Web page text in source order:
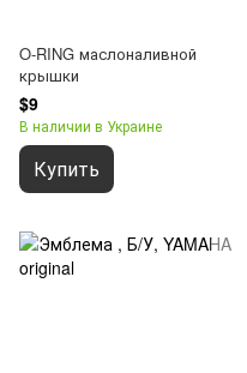
O-RING маслоналивной
крышки
$9
В наличии в Украине
Купить